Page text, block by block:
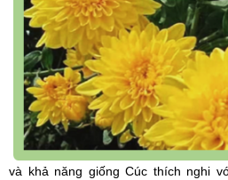
và khả năng giống Cúc thích nghi